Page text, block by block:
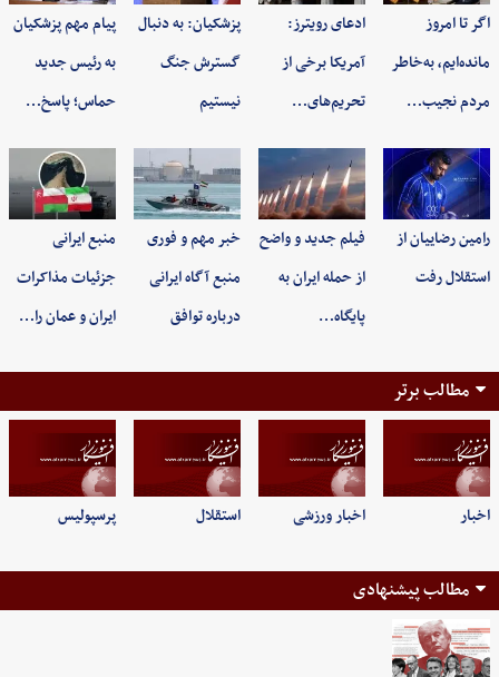
اگر تا امروز
مانده‌ایم، به‌خاطر
مردم نجیب…
ادعای رویترز:
آمریکا برخی از
تحریم‌های…
پزشکیان: به‌ دنبال
گسترش جنگ
نیستیم
پیام مهم پزشکیان
به رئیس جدید
حماس؛ پاسخ…
رامین رضاییان از
استقلال رفت
فیلم جدید و واضح
از حمله ایران به
پایگاه…
خبر مهم و فوری
منبع آگاه ایرانی
درباره توافق
منبع ایرانی
جزئیات مذاکرات
ایران و عمان را…
مطالب برتر
اخبار اخبار ورزشی استقلال پرسپولیس
مطالب پیشنهادی